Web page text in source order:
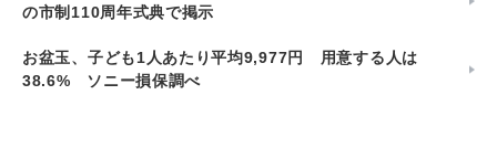
の市制110周年式典で掲示
お盆玉、子ども1人あたり平均9,977円 用意する人は
38.6% ソニー損保調べ